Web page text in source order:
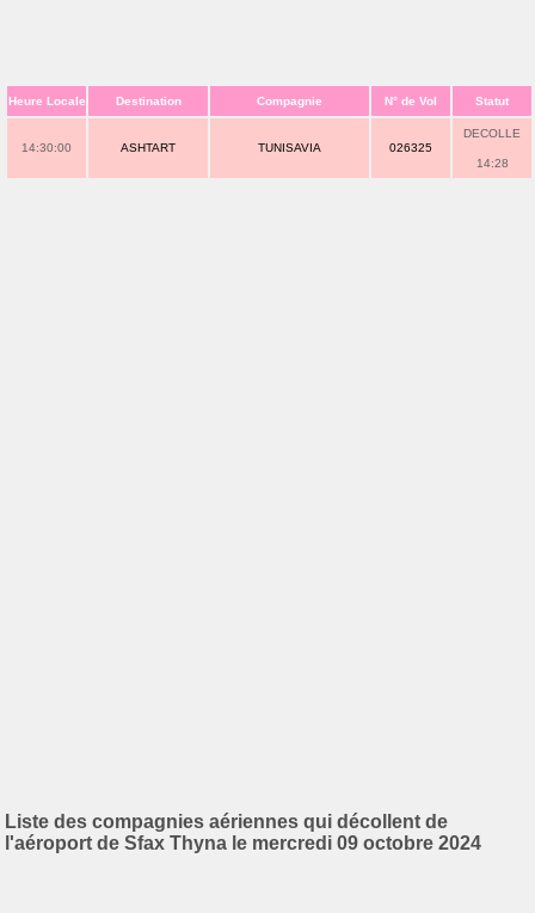
Heure Locale Destination Compagnie N° de Vol Statut
14:30:00 ASHTART TUNISAVIA 026325
DECOLLE
14:28
Liste des compagnies aériennes qui décollent de
l'aéroport de Sfax Thyna le mercredi 09 octobre 2024